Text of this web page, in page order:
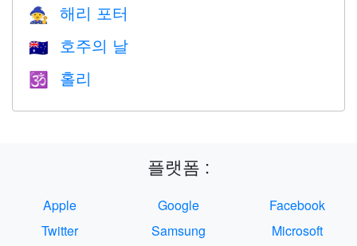
🧙 해리 포터
🇦🇺 호주의 날
🕉 홀리
플랫폼 :
Apple Google
Facebook
Twitter
Samsung
Microsoft